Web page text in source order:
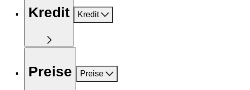
Kredit Kredit
Preise Preise